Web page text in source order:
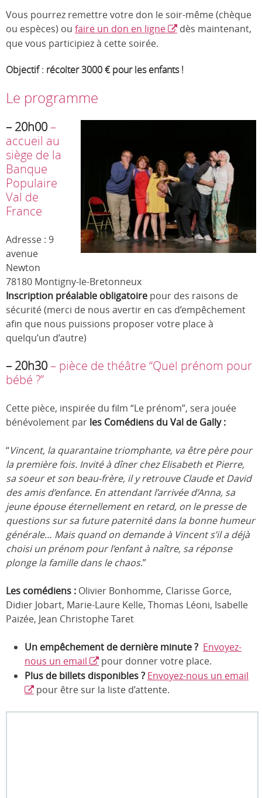
Vous pourrez remettre votre don le soir-même (chèque
ou espèces) ou faire un don en ligne
dès maintenant,
que vous participiez à cette soirée.
Objectif : récolter 3000 € pour les enfants !
Le programme
– 20h00–
accueil au
siège de la
Banque
Populaire
Val de
France
Adresse : 9
avenue
Newton
78180 Montigny-le-Bretonneux
Inscription préalable obligatoire pour des raisons de
sécurité (merci de nous avertir en cas d’empêchement
afin que nous puissions proposer votre place à
quelqu’un d’autre)
– 20h30– pièce de théâtre “Quel prénom pour
bébé ?”
Cette pièce, inspirée du film “Le prénom”, sera jouée
bénévolement par les Comédiens du Val de Gally :
“Vincent, la quarantaine triomphante, va être père pour
la première fois. Invité à dîner chez Elisabeth et Pierre,
sa soeur et son beau-frère, il y retrouve Claude et David
des amis d’enfance. En attendant l’arrivée d’Anna, sa
jeune épouse éternellement en retard, on le presse de
questions sur sa future paternité dans la bonne humeur
générale… Mais quand on demande à Vincent s’il a déjà
choisi un prénom pour l’enfant à naître, sa réponse
plonge la famille dans le chaos.”
Les comédiens : Olivier Bonhomme, Clarisse Gorce,
Didier Jobart, Marie-Laure Kelle, Thomas Léoni, Isabelle
Paizée, Jean Christophe Taret
Un empêchement de dernière minute ? Envoyez-
nous un email
pour donner votre place.
Plus de billets disponibles ? Envoyez-nous un email
pour être sur la liste d’attente.